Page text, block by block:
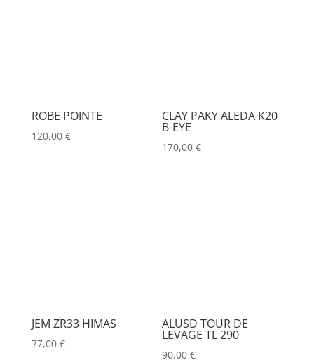
ROBE POINTE
120,00 €
CLAY PAKY ALEDA K20
B-EYE
170,00€
JEM ZR33 HIMAS
77,00 €
ALUSD TOUR DE
LEVAGE TL 290
90,00€